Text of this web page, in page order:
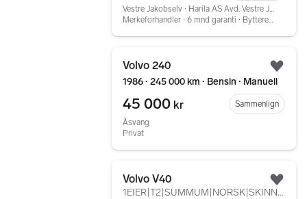
Vestre Jakobselv ∙ Harila AS Avd. Vestre Jakobselv
Merkeforhandler ∙ 6 mnd garanti ∙ Bytterett ∙ Service
Volvo 240
1986 ∙ 245 000 km ∙ Bensin ∙ Manuell
45 000 kr
Sammenlign
Åsvang
Privat
Volvo V40
1EIER|T2|SUMMUM|NORSK|SKINN|CRUISE|DAB|NAVI|EU05.27++++